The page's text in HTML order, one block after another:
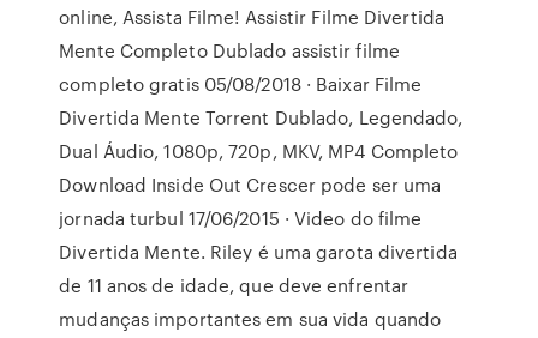
online, Assista Filme! Assistir Filme Divertida
Mente Completo Dublado assistir filme
completo gratis 05/08/2018 · Baixar Filme
Divertida Mente Torrent Dublado, Legendado,
Dual Áudio, 1080p, 720p, MKV, MP4 Completo
Download Inside Out Crescer pode ser uma
jornada turbul 17/06/2015 · Video do filme
Divertida Mente. Riley é uma garota divertida
de 11 anos de idade, que deve enfrentar
mudanças importantes em sua vida quando